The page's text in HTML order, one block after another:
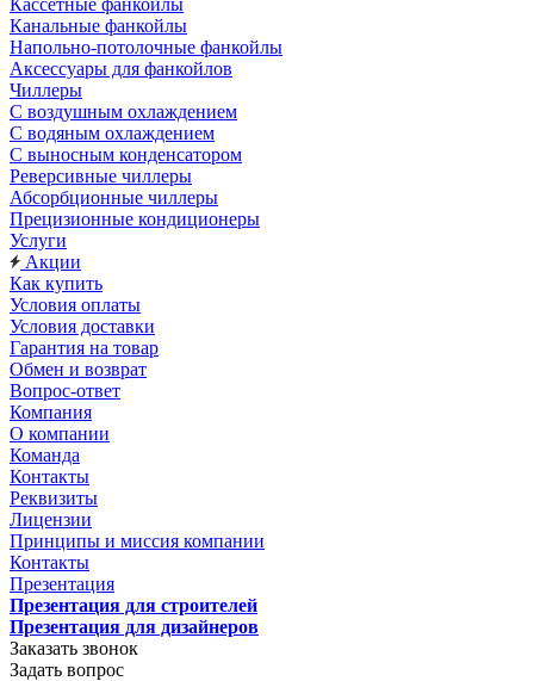
Кассетные фанкойлы
Канальные фанкойлы
Напольно-потолочные фанкойлы
Аксессуары для фанкойлов
Чиллеры
С воздушным охлаждением
С водяным охлаждением
С выносным конденсатором
Реверсивные чиллеры
Абсорбционные чиллеры
Прецизионные кондиционеры
Услуги
Акции
Как купить
Условия оплаты
Условия доставки
Гарантия на товар
Обмен и возврат
Вопрос-ответ
Компания
О компании
Команда
Контакты
Реквизиты
Лицензии
Принципы и миссия компании
Контакты
Презентация
Презентация для строителей
Презентация для дизайнеров
Заказать звонок
Задать вопрос